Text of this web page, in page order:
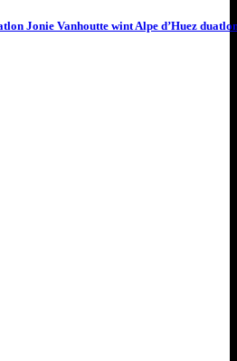
Jonie Vanhoutte wint Alpe d’Huez